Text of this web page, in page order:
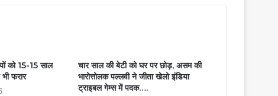
को 15-15 साल
फरार
चार साल की बेटी को घर पर छोड़, असम की
भारोत्तोलक पल्लवी ने जीता खेलो इंडिया
ट्राइबल गेम्स में पदक….